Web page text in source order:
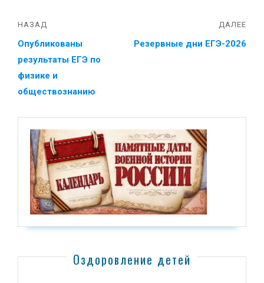
НАЗАД
Опубликованы
результаты ЕГЭ по
физике и
обществознанию
ДАЛЕЕ
Резервные дни ЕГЭ-2026
Оздоровление детей